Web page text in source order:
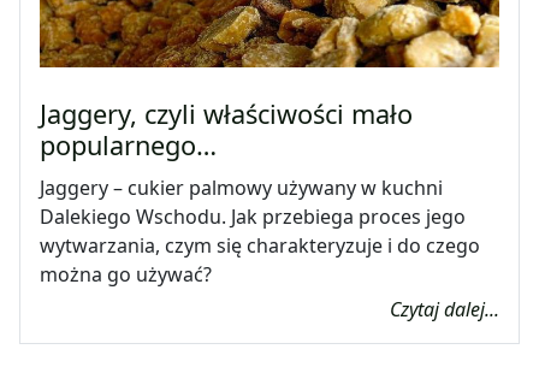
Jaggery, czyli właściwości mało
popularnego…
Jaggery – cukier palmowy używany w kuchni
Dalekiego Wschodu. Jak przebiega proces jego
wytwarzania, czym się charakteryzuje i do czego
można go używać?
Czytaj dalej...